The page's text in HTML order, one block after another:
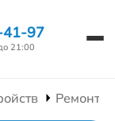
41-97
21:00
Ремонт